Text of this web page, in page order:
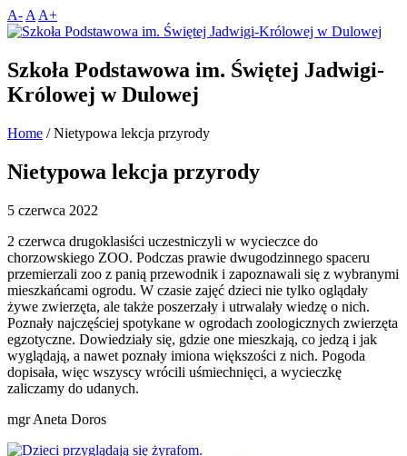
A- A A+
Szkoła Podstawowa im. Świętej Jadwigi-
Królowej w Dulowej
Home / Nietypowa lekcja przyrody
Nietypowa lekcja przyrody
5 czerwca 2022
2 czerwca drugoklasiści uczestniczyli w wycieczce do
chorzowskiego ZOO. Podczas prawie dwugodzinnego spaceru
przemierzali zoo z panią przewodnik i zapoznawali się z wybranymi
mieszkańcami ogrodu. W czasie zajęć dzieci nie tylko oglądały
żywe zwierzęta, ale także poszerzały i utrwalały wiedzę o nich.
Poznały najczęściej spotykane w ogrodach zoologicznych zwierzęta
egzotyczne. Dowiedziały się, gdzie one mieszkają, co jedzą i jak
wyglądają, a nawet poznały imiona większości z nich. Pogoda
dopisała, więc wszyscy wrócili uśmiechnięci, a wycieczkę
zaliczamy do udanych.
mgr Aneta Doros